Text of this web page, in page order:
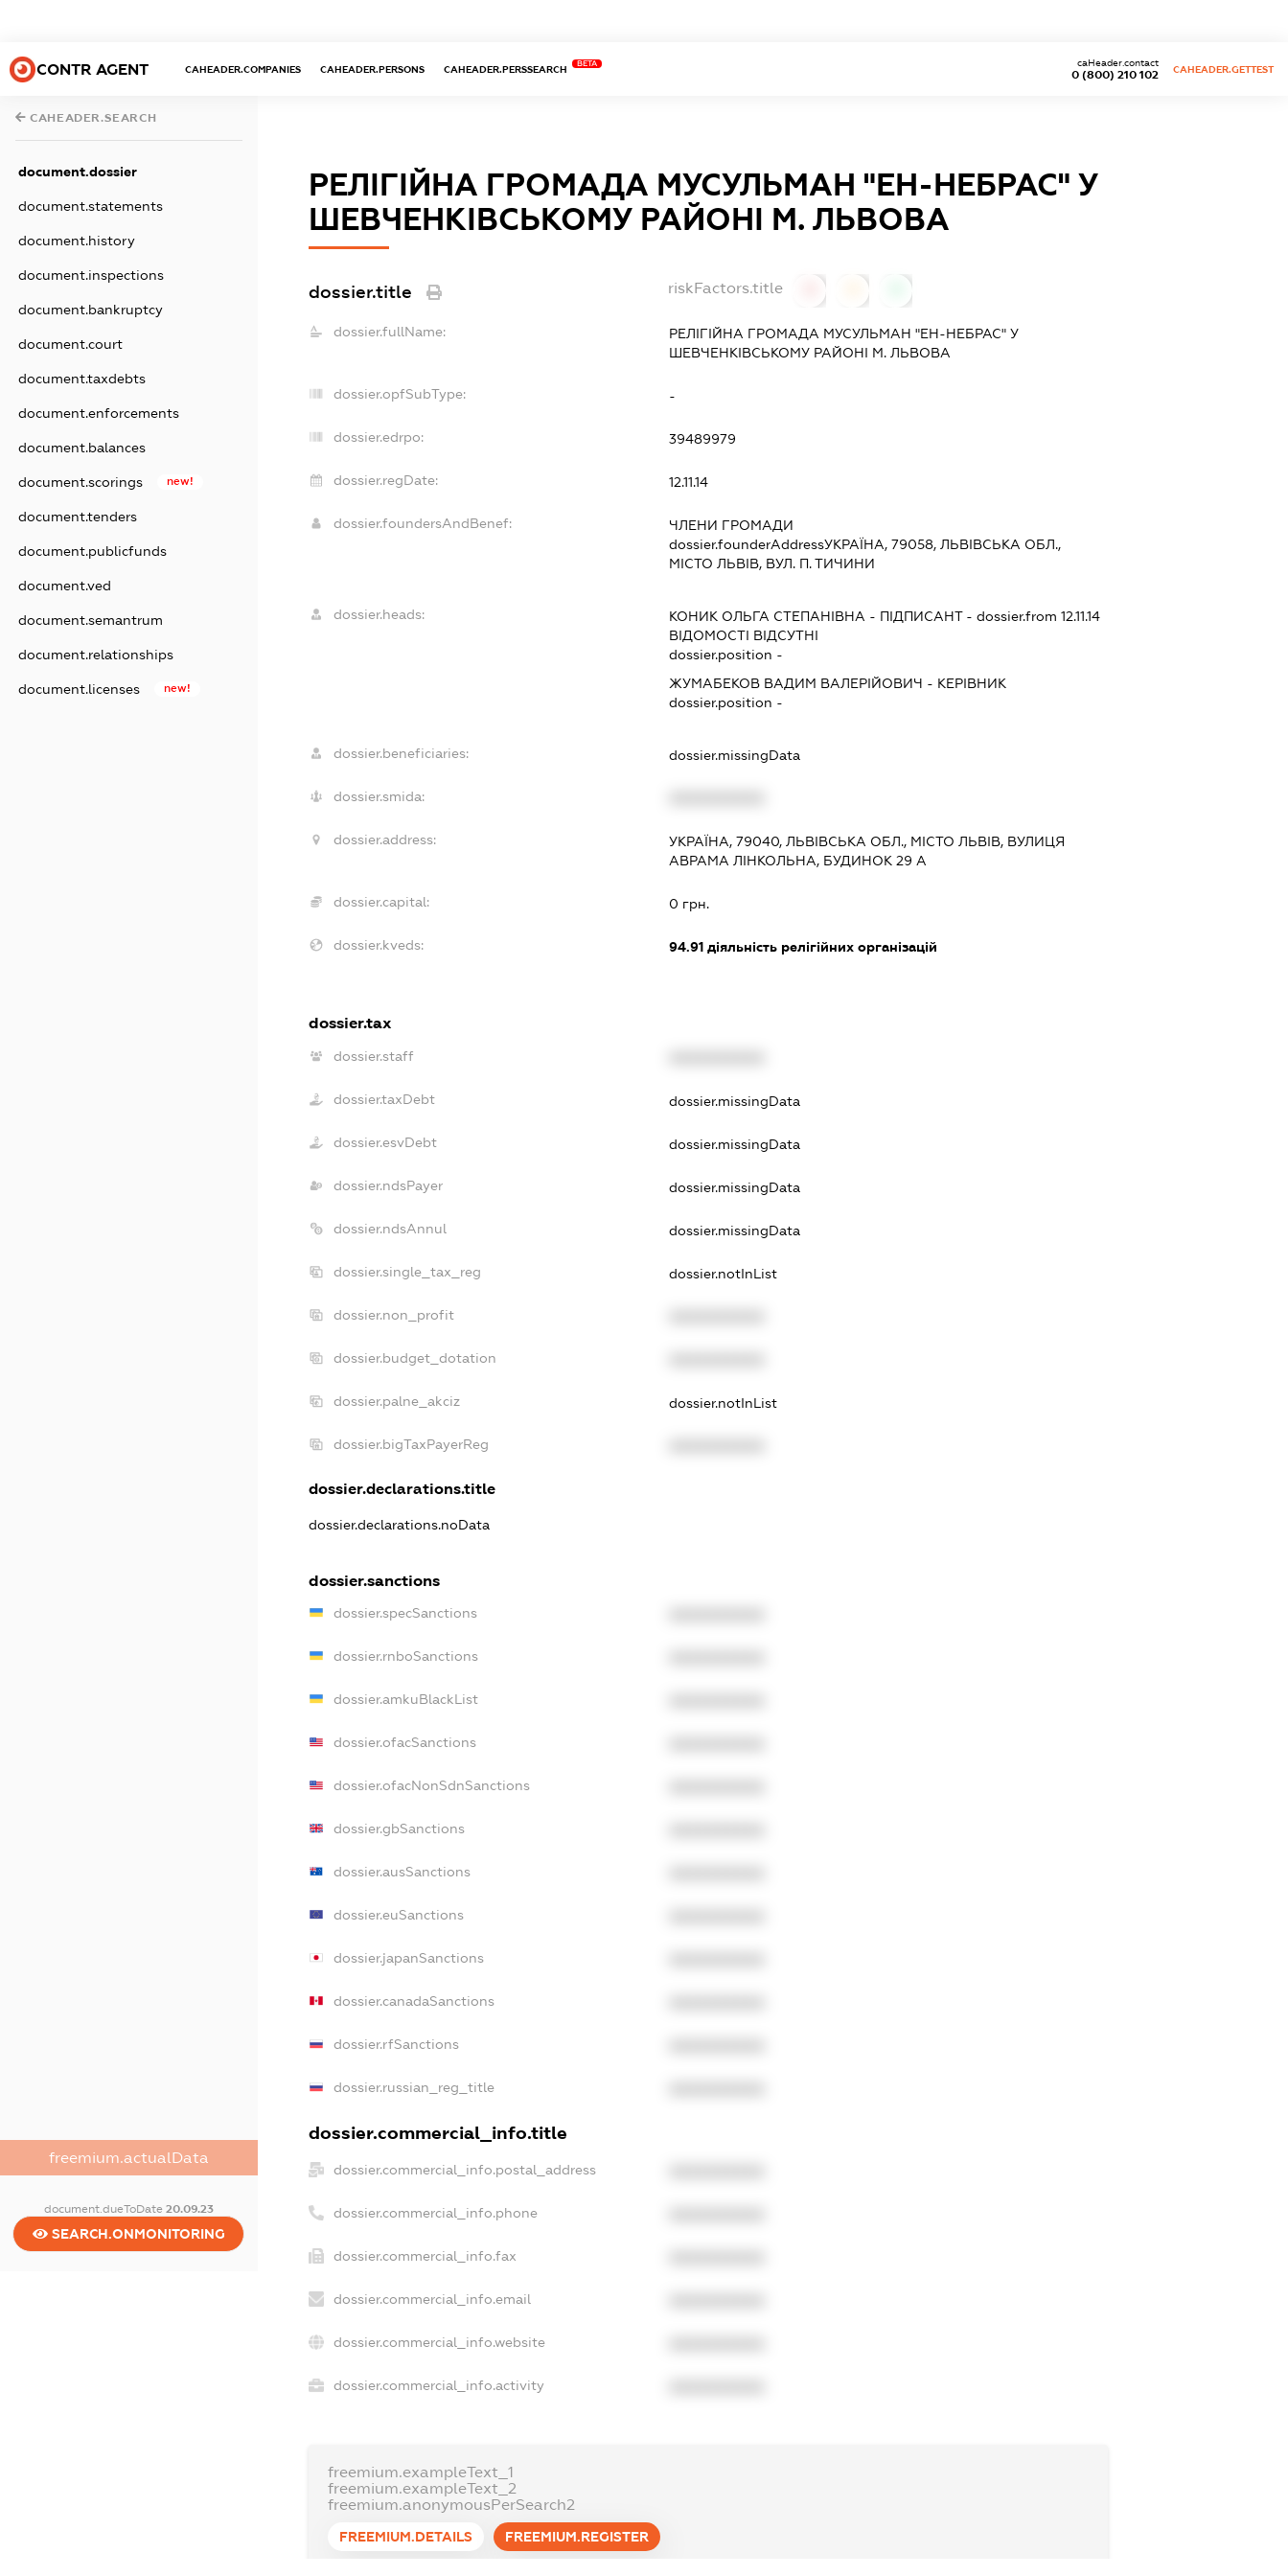
CONTR AGENT CAHEADER.COMPANIES CAHEADER.PERSONS CAHEADER.PERSSEARCH
BETA
0 (800) 210 102
caHeader.contact
CAHEADER.GETTEST
CAHEADER.SEARCH
document.dossier
document.statements
document.history
document.inspections
document.bankruptcy
document.court
document.taxdebts
document.enforcements
document.balances
document.scorings new!
document.tenders
document.publicfunds
document.ved
document.semantrum
document.relationships
document.licenses new!
freemium.actualData
document.dueToDate 20.09.23
SEARCH.ONMONITORING
РЕЛІГІЙНА ГРОМАДА МУСУЛЬМАН "ЕН-НЕБРАС" У
ШЕВЧЕНКІВСЬКОМУ РАЙОНІ М. ЛЬВОВА
dossier.title riskFactors.title
dossier.fullName:
РЕЛІГІЙНА ГРОМАДА МУСУЛЬМАН "ЕН-НЕБРАС" У
ШЕВЧЕНКІВСЬКОМУ РАЙОНІ М. ЛЬВОВА
dossier.opfSubType: -
dossier.edrpo: 39489979
dossier.regDate: 12.11.14
dossier.foundersAndBenef:
ЧЛЕНИ ГРОМАДИ
dossier.founderAddressУКРАЇНА, 79058, ЛЬВІВСЬКА ОБЛ.,
МІСТО ЛЬВІВ, ВУЛ. П. ТИЧИНИ
dossier.heads: КОНИК ОЛЬГА СТЕПАНІВНА - ПІДПИСАНТ- dossier.from 12.11.14
ВІДОМОСТІ ВІДСУТНІ
dossier.position -
ЖУМАБЕКОВ ВАДИМ ВАЛЕРІЙОВИЧ - КЕРІВНИК
dossier.position -
dossier.beneficiaries: dossier.missingData
dossier.smida:
dossier.address:
УКРАЇНА, 79040, ЛЬВІВСЬКА ОБЛ., МІСТО ЛЬВІВ, ВУЛИЦЯ
АВРАМА ЛІНКОЛЬНА, БУДИНОК 29 А
dossier.capital: 0 грн.
dossier.kveds: 94.91діяльність релігійних організацій
dossier.tax
dossier.staff
dossier.taxDebt dossier.missingData
dossier.esvDebt dossier.missingData
dossier.ndsPayer dossier.missingData
dossier.ndsAnnul dossier.missingData
dossier.single_tax_reg dossier.notInList
dossier.non_profit
dossier.budget_dotation
dossier.palne_akciz dossier.notInList
dossier.bigTaxPayerReg
dossier.declarations.title
dossier.declarations.noData
dossier.sanctions
dossier.specSanctions
dossier.rnboSanctions
dossier.amkuBlackList
dossier.ofacSanctions
dossier.ofacNonSdnSanctions
dossier.gbSanctions
dossier.ausSanctions
dossier.euSanctions
dossier.japanSanctions
dossier.canadaSanctions
dossier.rfSanctions
dossier.russian_reg_title
dossier.commercial_info.title
dossier.commercial_info.postal_address
dossier.commercial_info.phone
dossier.commercial_info.fax
dossier.commercial_info.email
dossier.commercial_info.website
dossier.commercial_info.activity
freemium.exampleText_1
freemium.exampleText_2
freemium.anonymousPerSearch2
FREEMIUM.DETAILS FREEMIUM.REGISTER